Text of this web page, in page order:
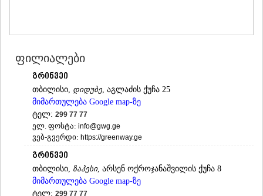
ᲪᲐᲒᲔᲠᲘ
ᲡᲐᲛᲔᲒᲠᲔᲚᲝ/ᲖᲔᲛᲝ ᲡᲕᲐᲜᲔᲗᲘ
ᲐᲑᲐᲨᲐ
ᲖᲣᲒᲓᲘᲓᲘ
ᲛᲐᲠᲢᲕᲘᲚᲘ
ᲛᲔᲡᲢᲘᲐ
ᲡᲔᲜᲐᲙᲘ
ᲤᲝᲗᲘ
ᲩᲮᲝᲠᲝᲬᲧᲣ
ᲮᲝᲑᲘ
ᲐᲜᲐᲙᲚᲘᲐ
ᲯᲕᲐᲠᲘ
ᲡᲐᲛᲪᲮᲔ–ᲯᲐᲕᲐᲮᲔᲗᲘ
ფილიალები
გრინვეი
თბილისი, დიდუბე, აგლაძის ქუჩა 25
მიმართულება Google map-ზე
ტელ: 299 77 77
ელ. ფოსტა: info@gwg.ge
ვებ-გვერდი: https://greenway.ge
გრინვეი
თბილისი, ზაჰესი, არსენ ოქროჯანაშვილის ქუჩა 8
მიმართულება Google map-ზე
ტელ: 299 77 77